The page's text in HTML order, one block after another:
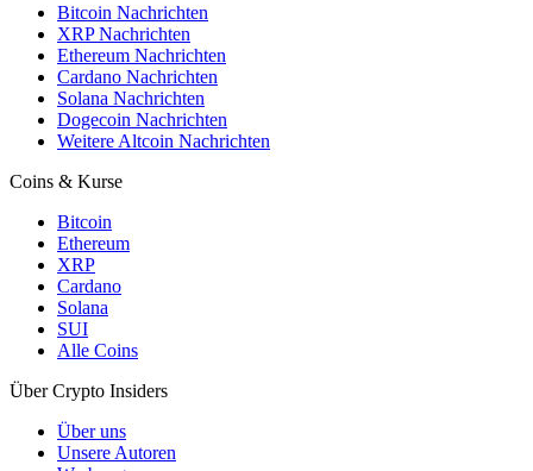
Bitcoin Nachrichten
XRP Nachrichten
Ethereum Nachrichten
Cardano Nachrichten
Solana Nachrichten
Dogecoin Nachrichten
Weitere Altcoin Nachrichten
Coins & Kurse
Bitcoin
Ethereum
XRP
Cardano
Solana
SUI
Alle Coins
Über Crypto Insiders
Über uns
Unsere Autoren